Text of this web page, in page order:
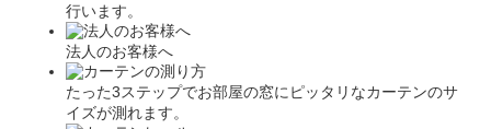
行います。
法人のお客様へ
たった3ステップでお部屋の窓にピッタリなカーテンのサ
イズが測れます。